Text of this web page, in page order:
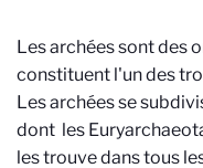
Les archées sont des
constituent l'un des
Les archées se
dont les
les trouve dans tous